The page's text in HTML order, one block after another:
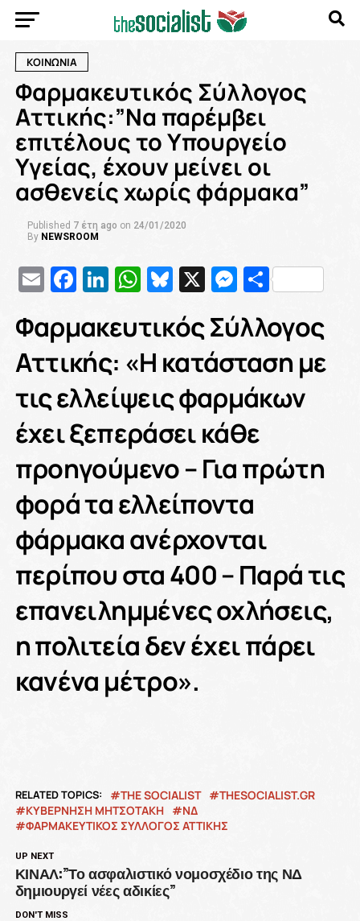
ΚΟΙΝΩΝΙΑ
Φαρμακευτικός Σύλλογος
Αττικής:”Να παρέμβει
επιτέλους το Υπουργείο
Υγείας, έχουν μείνει οι
ασθενείς χωρίς φάρμακα”
Published 7 έτη ago on 24/01/2020
By NEWSROOM
EmailFacebook
LinkedIn
WhatsApp
Bluesky
X
Φαρμακευτικός Σύλλογος
Αττικής: «Η κατάσταση με
τις ελλείψεις φαρμάκων
έχει ξεπεράσει κάθε
προηγούμενο – Για πρώτη
φορά τα ελλείποντα
φάρμακα ανέρχονται
περίπου στα 400 – Παρά τις
επανειλημμένες οχλήσεις,
η πολιτεία δεν έχει πάρει
κανένα μέτρο».
RELATED TOPICS: THE SOCIALIST
THESOCIALIST.GR
ΚΥΒΕΡΝΗΣΗ ΜΗΤΣΟΤΑΚΗ
ΝΔ
ΦΑΡΜΑΚΕΥΤΙΚΟΣ ΣΥΛΛΟΓΟΣ ΑΤΤΙΚΗΣ
UP NEXT
ΚΙΝΑΛ:”Το ασφαλιστικό νομοσχέδιο της ΝΔ
δημιουργεί νέες αδικίες”
DON'T MISS